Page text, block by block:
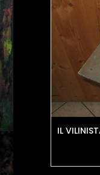
IL